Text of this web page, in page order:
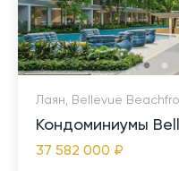
Лаян, Bellevue
Кондоминиумы
37 582 000 ₽